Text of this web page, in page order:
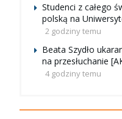
Studenci z całego
polską na
2 godziny temu
Beata Szydło
na przesłuchanie
4 godziny temu